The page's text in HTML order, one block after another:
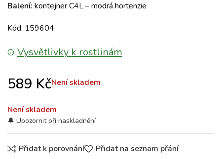
Balení: kontejner C4L – modrá hortenzie
Kód: 159604
Vysvětlivky k rostlinám
589 KčNení skladem
Není skladem
Přidat k porovnání Přidat na seznam přání